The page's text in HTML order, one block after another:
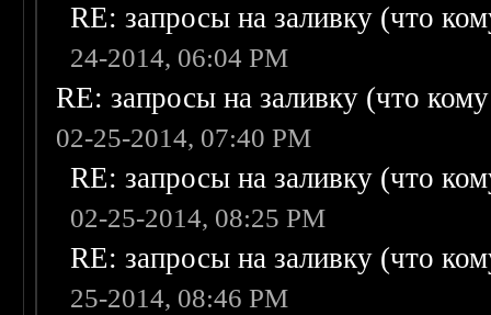
RE: запросы на заливку (что
24-2014, 06:04 PM
RE: запросы на заливку (что
02-25-2014, 07:40 PM
RE: запросы на заливку (что
02-25-2014, 08:25 PM
RE: запросы на заливку (что
25-2014, 08:46 PM